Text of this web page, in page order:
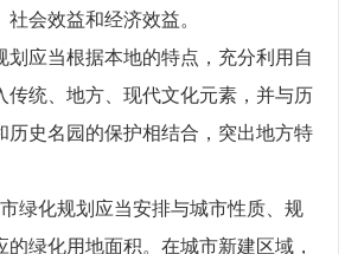
会效益和经济效益。
应当根据本地的特点，充分利用自
传统、地方、现代文化元素，并与历
历史名园的保护相结合，突出地方特
化规划应当安排与城市性质、规
绿化用地面积。在城市新建区域，